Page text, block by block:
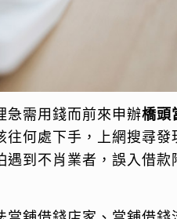
急需用錢而前來申辦橋頭
往何處下手，上網搜尋發
到不肖業者，誤入借